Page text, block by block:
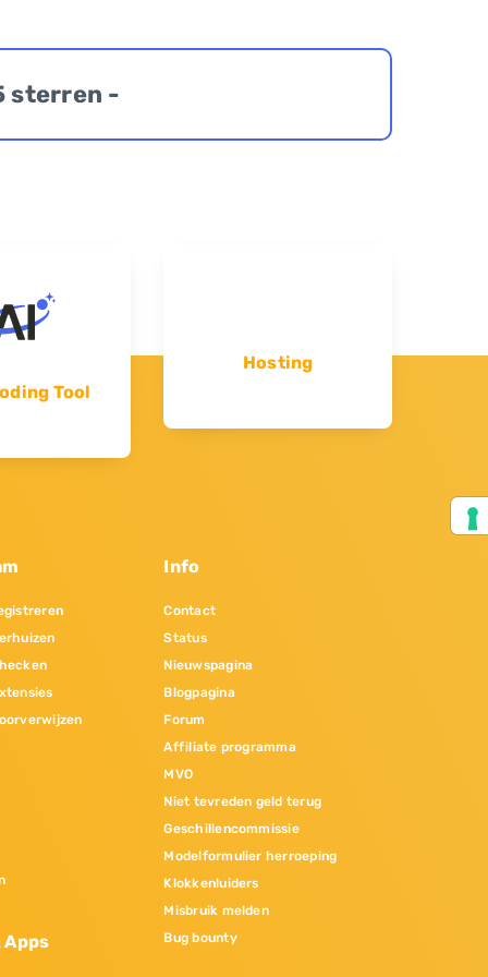
sterren -
Tool
Hosting
Apps
Info
Contact
Status
Nieuwspagina
Blogpagina
Forum
Affiliate programma
MVO
Niet tevreden geld terug
Geschillencommissie
Modelformulier herroeping
Klokkenluiders
Misbruik melden
Bug bounty